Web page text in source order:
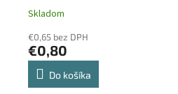
škoricová, bez pridaného
Skladom
€0,65 bez DPH
€0,80
Do košíka